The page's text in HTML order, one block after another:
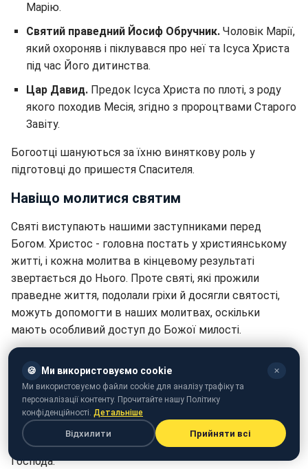
Марію.
Святий праведний Йосиф Обручник. Чоловік Марії,
який охороняв і піклувався про неї та Ісуса Христа
під час Його дитинства.
Цар Давид. Предок Ісуса Христа по плоті, з роду
якого походив Месія, згідно з пророцтвами Старого
Завіту.
Богоотці шануються за їхню виняткову роль у
підготовці до пришестя Спасителя.
Навіщо молитися святим
Святі виступають нашими заступниками перед
Богом. Христос - головна постать у християнському
житті, і кожна молитва в кінцевому результаті
звертається до Нього. Проте святі, які прожили
праведне життя, подолали гріхи й досягли святості,
можуть допомогти в наших молитвах, оскільки
мають особливий доступ до Божої милості.
Богом, тому святі, які очистили свої душі й живуть у
гармонії з Богом, можуть звернутися до Нього від
нашого імені. Важливо розуміти, що святі не є
джерелом благ самі по собі - вони лише заступаються
за нас, а всі дари й благословення походять від
Господа.
🍪 Ми використовуємо cookie ✕
Ми використовуємо файли cookie для аналізу трафіку та
персоналізації контенту. Прочитайте нашу Політику
конфіденційності. Детальніше
Відхилити Прийняти всі